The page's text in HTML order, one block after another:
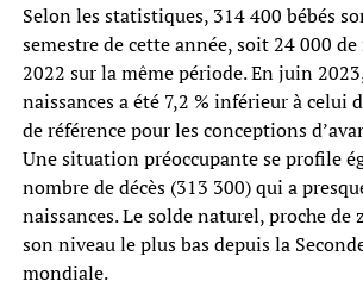
Selon les statistiques, 314 400 bébés
semestre de cette année, soit 24 000 de
2022 sur la même période. En juin
naissances a été 7,2 % inférieur à celui
de référence pour les conceptions
Une situation préoccupante se profile
nombre de décès (313 300) qui a
naissances. Le solde naturel, proche
son niveau le plus bas depuis la
mondiale.